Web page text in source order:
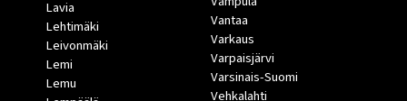
Lavia
Lehtimäki
Leivonmäki
Lemi
Lemu
Vantaa
Varkaus
Varpaisjärvi
Varsinais-Suomi
Vehkalahti